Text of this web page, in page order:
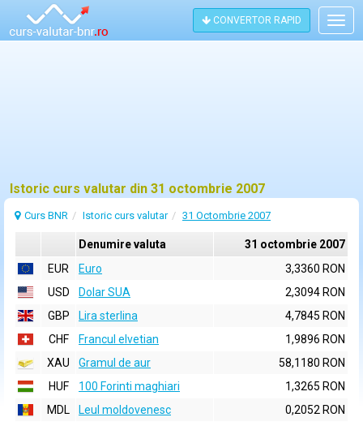
CONVERTOR RAPID
Istoric curs valutar din 31 octombrie 2007
Curs BNR Istoric curs valutar 31 Octombrie 2007
Denumire valuta
31 octombrie 2007
EUR
Euro
3,3360 RON
USD
Dolar SUA
2,3094 RON
GBP
Lira sterlina
4,7845 RON
CHF
Francul elvetian
1,9896 RON
XAU
Gramul de aur
58,1180 RON
HUF
100 Forinti maghiari
1,3265 RON
MDL
Leul moldovenesc
0,2052 RON